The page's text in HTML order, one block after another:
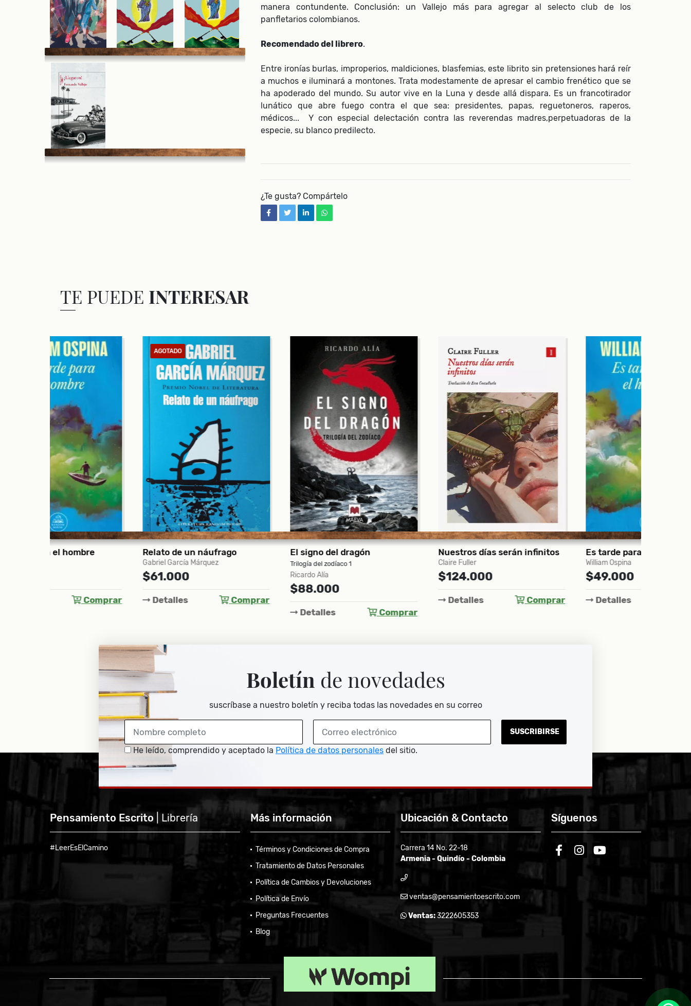
manera contundente. Conclusión: un Vallejo más para agregar al selecto club de los
panfletarios colombianos.
Recomendado del librero.
Entre ironías burlas, improperios, maldiciones, blasfemias, este librito sin pretensiones hará reír
a muchos e iluminará a montones. Trata modestamente de apresar el cambio frenético que se
ha apoderado del mundo. Su autor vive en la Luna y desde allá dispara. Es un francotirador
lunático que abre fuego contra el que sea: presidentes, papas, reguetoneros, raperos,
médicos... Y con especial delectación contra las reverendas madres,perpetuadoras de la
especie, su blanco predilecto.
¿Te gusta? Compártelo
facebooktwitterlinkedinwhatsapp
TE PUEDE INTERESAR
AGOTADO
Relato de un náufrago
Detalles Comprar
El signo del dragón
Trilogía del zodíaco 1
$88.000
Comprar
Nuestros días serán infinitos
Detalles Comprar
Es tarde para el hombre
Detalles Comprar
Boletín de novedades
suscríbase a nuestro boletín y reciba todas las novedades en su correo
SUSCRIBIRSE
He leído, comprendido y aceptado la Política de datos personales del sitio.
Pensamiento Escrito | Librería
#LeerEsElCamino
Más información
Términos y Condiciones de Compra
Tratamiento de Datos Personales
Política de Cambios y Devoluciones
Política de Envío
Preguntas Frecuentes
Blog
Ubicación & Contacto
Carrera 14 No. 22-18
Armenia - Quindío - Colombia
ventas@pensamientoescrito.com
Ventas:3222605353
Síguenos
facebookinstagramyoutube